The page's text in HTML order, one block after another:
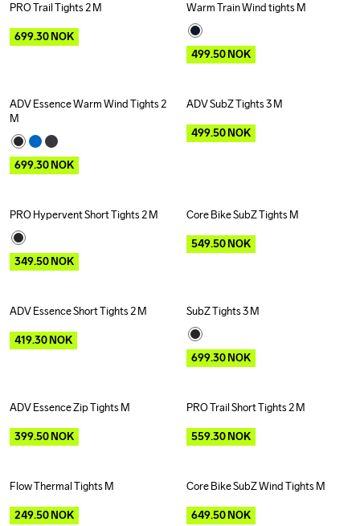
Outlet
PRO Trail Tights 2 M
699.30NOK
Outlet
Warm Train Wind tights M
499.50NOK
Outlet
ADV Essence Warm Wind Tights 2
M
699.30NOK
Outlet
ADV SubZ Tights 3 M
499.50NOK
Outlet
PRO Hypervent Short Tights 2 M
349.50NOK
Outlet Recycled
Core Bike SubZ Tights M
549.50NOK
Outlet
ADV Essence Short Tights 2 M
419.30NOK
Outlet
SubZ Tights 3 M
699.30NOK
Outlet
ADV Essence Zip Tights M
399.50NOK
Outlet
PRO Trail Short Tights 2 M
559.30NOK
Outlet
Flow Thermal Tights M
249.50NOK
Outlet Recycled
Core Bike SubZ Wind Tights M
649.50NOK